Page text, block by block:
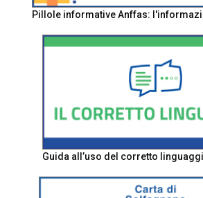
Pillole informative Anffas:
Guida all’uso del corretto